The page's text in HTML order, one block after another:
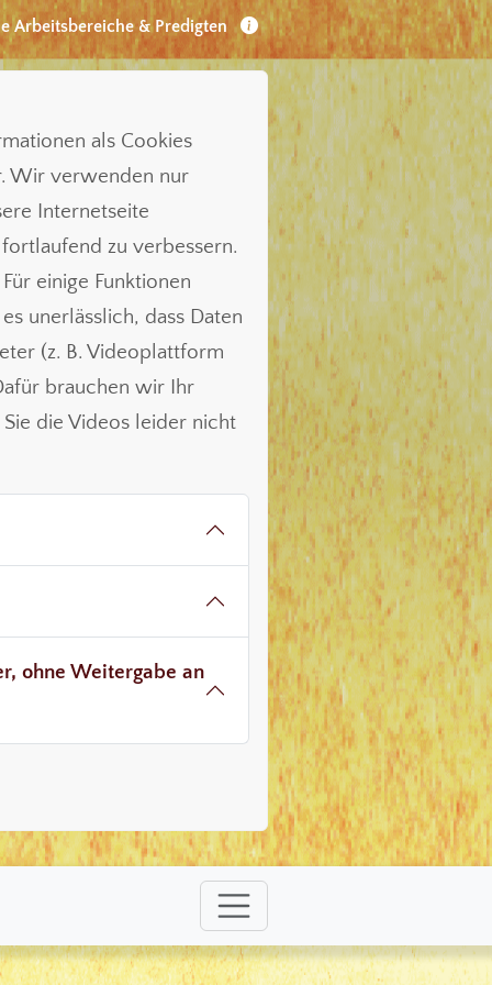
Arbeitsbereiche & Predigten
als Cookies
Wir verwenden nur
Internetseite
zu verbessern.
einige Funktionen
unerlässlich, dass Daten
(z. B. Videoplattform
brauchen wir Ihr
die Videos leider nicht
ohne Weitergabe an